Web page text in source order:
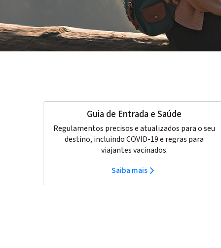
Guia de Entrada e Saúde
Regulamentos precisos e atualizados para o seu
destino, incluindo COVID-19 e regras para
viajantes vacinados.
Saiba mais